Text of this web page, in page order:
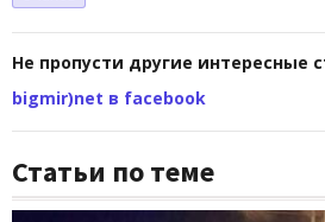
Не пропусти другие интересные
bigmir)net в facebook
Статьи по теме